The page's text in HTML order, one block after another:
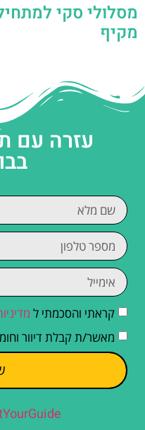
מסלולי סקי
מקיף
עזרה עם
קראתי והסכמתי ל
מאשר/ת קבלת דיוור